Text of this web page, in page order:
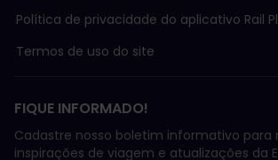
Política de privacidade do aplicativo Rail
Termos de uso do site
FIQUE INFORMADO!
Cadastre nosso boletim informativo para
inspirações de viagem e atualizações da